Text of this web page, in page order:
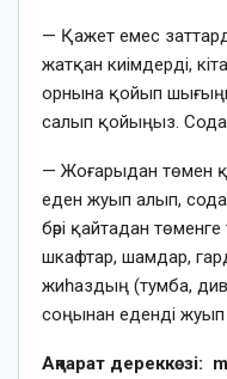
— Қажет емес
жатқан киімдерді,
орнына қойып
салып қойыңыз. Содан
— Жоғарыдан төмен
еден жуып алып,
бәрі қайтадан
шкафтар, шамдар,
жиһаздың (тумба,
соңынан еденді
Ақпарат дереккөзі: